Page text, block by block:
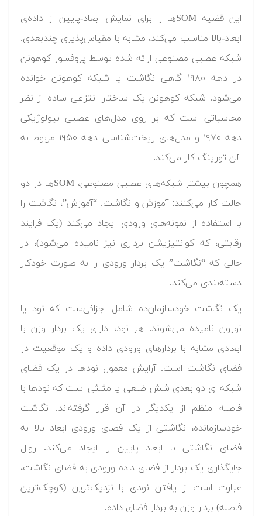
این قضیه SOMها را برای نمایش ابعاد-پایین از داده‌ی
ابعاد-بالا مناسب می‌کند، مشابه با مقیاس‌پذیری چندبعدی.
شبکه عصبی مصنوعی ارائه شده توسط پروفسور کوهونن
در دهه ۱۹۸۰ گاهی نگاشت یا شبکه کوهونن خوانده
می‌شود. شبکه کوهونن یک ساختار انتزاعی ساده از نظر
محاسباتی است که بر روی مدل‌های عصبی بیولوژیکی
دهه ۱۹۷۰ و مدل‌های ریخت‌شناسی دهه ۱۹۵۰ مربوط به
آلن تورینگ کار می‌کند.
همچون بیشتر شبکه‌های عصبی مصنوعی، SOMها در دو
حالت کار می‌کنند: آموزش و نگاشت. “آموزش”، نگاشت را
با استفاده از نمونه‌های ورودی ایجاد می‌کند (یک فرایند
رقابتی، که کوانتیزیشن برداری نیز نامیده می‌شود)، در
حالی که “نگاشت” یک بردار ورودی را به صورت خودکار
دسته‌بندی می‌کند.
یک نگاشت خودسازمان‌ده شامل اجزائی‌ست که نود یا
نورون نامیده می‌شوند. هر نود، دارای یک بردار وزن با
ابعادی مشابه با بردارهای ورودی داده و یک موقعیت در
فضای نگاشت است. آرایش معمول نودها در یک فضای
شبکه ای دو بعدی شش ضلعی یا مثلثی است که نودها با
فاصله منظم از یکدیگر در آن قرار گرفته‌اند. نگاشت
خودسازمانده، نگاشتی از یک فصای ورودی ابعاد بالا به
فضای نگاشتی با ابعاد پایین را ایجاد می‌کند. روال
جایگذاری یک بردار از فضای داده ورودی به فضای نگاشت،
عبارت است از یافتن نودی با نزدیک‌ترین (کوچک‌ترین
فاصله) بردار وزن به بردار فضای داده.